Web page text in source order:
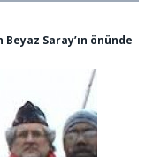
Saray’ın önünde